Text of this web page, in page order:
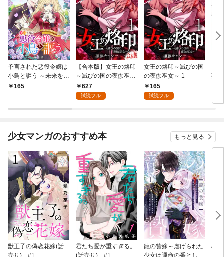
予言された悪役令嬢は
小鳥と謳う ～未来を知
る専属執事に「君を救
165
【合本版】女王の烙印
～滅びの国の夜伽巫女
～ 1627
試読フル
女王の烙印～滅びの国
の夜伽巫女～ 1
165
試読フル
熟
少女マンガのおすすめ本 もっと見る
獣王子の偽恋花嫁(話
売り) #1
君たち愛が重すぎる。
(話売り) #1
龍の贄嫁～虐げられた
少女は運命の番として
桜